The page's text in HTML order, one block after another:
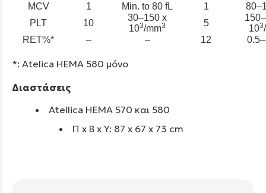
MCV
1 Min. to 80 fL 1
PLT
10
30–150 x
103/mm3 5
103
RET%*
– – 12
*: Atelica HEMA 580 μόνο
Διαστάσεις
Atellica HEMA 570 και 580
Π x B x Y: 87 x 67 x 73 cm